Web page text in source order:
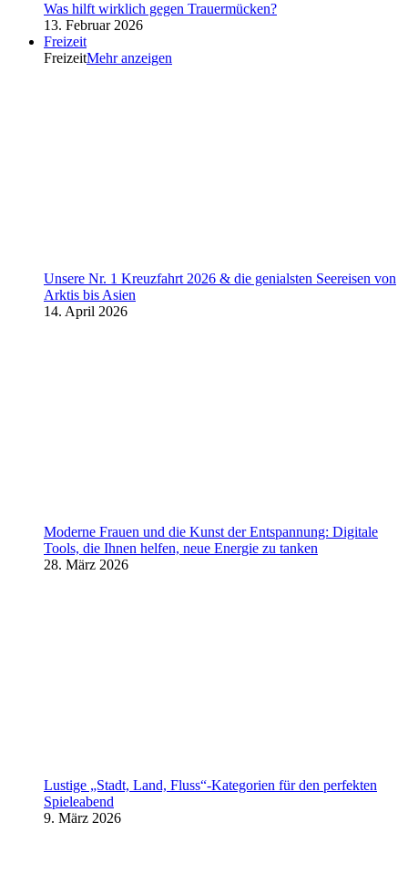
Was hilft wirklich gegen Trauermücken?
13. Februar 2026
Freizeit
FreizeitMehr anzeigen
Unsere Nr. 1 Kreuzfahrt 2026 & die genialsten Seereisen von
Arktis bis Asien
14. April 2026
Moderne Frauen und die Kunst der Entspannung: Digitale
Tools, die Ihnen helfen, neue Energie zu tanken
28. März 2026
Lustige „Stadt, Land, Fluss“-Kategorien für den perfekten
Spieleabend
9. März 2026